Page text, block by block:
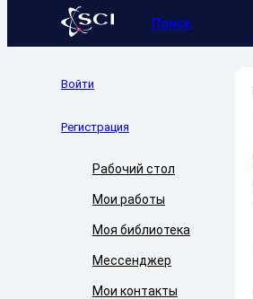
Поиск
Войти
Регистрация
Рабочий стол
Мои работы
Моя библиотека
Мессенджер
Мои контакты